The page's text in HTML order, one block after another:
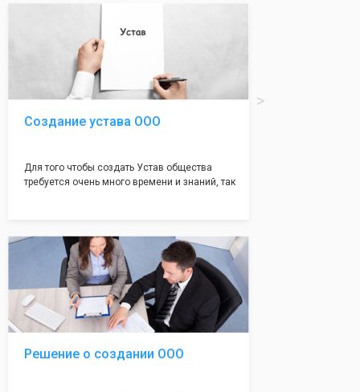
большая часть отказов - наши юристы с
оформление самого сложного документа на
себя! Многолетний опыт работы наших
юристов позволяет оформлять заявление без
ошибок, тем самым гарантируя вам
успешную регистрацию в налоговой
Создание устава ООО
Для того чтобы создать Устав общества
требуется очень много времени и знаний, так
Наша компания предоставит вам свой
уникальный Устав Общества, который
подойдет для любой компании. Устав,
сделанный нашими профессиональными
юристами, успешно проходит регистрацию в
налоговой инспекции!
Решение о создании ООО